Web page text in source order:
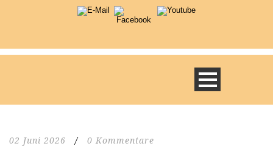
02 Juni 2026 / 0 Kommentare